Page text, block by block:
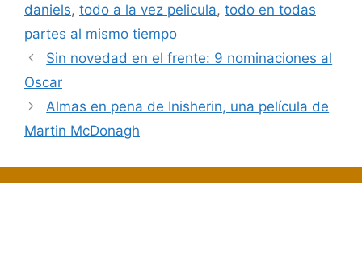
daniels, todo a la vez pelicula, todo en todas
partes al mismo tiempo
Sin novedad en el frente: 9 nominaciones al
Oscar
Almas en pena de Inisherin, una película de
Martin McDonagh